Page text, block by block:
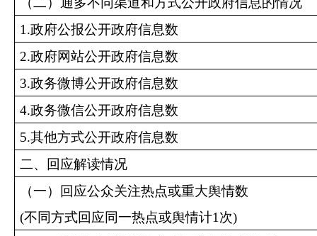
1.政府公报公开政府信息数
2.政府网站公开政府信息数
3.政务微博公开政府信息数
4.政务微信公开政府信息数
5.其他方式公开政府信息数
二、回应解读情况
（一）回应公众关注热点或重大舆情数
(不同方式回应同一热点或舆情计1次)